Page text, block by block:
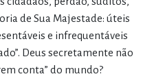
de Sua Majestade: úteis
e infrequentáveis
Deus secretamente não
conta” do mundo?